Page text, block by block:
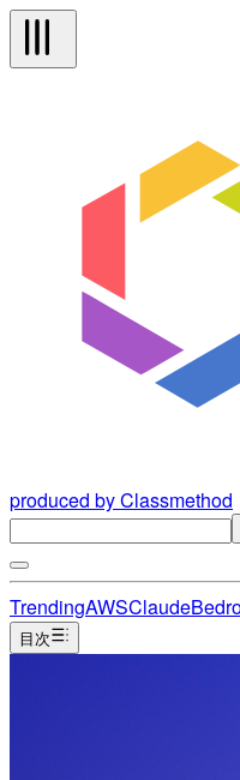
produced by Classmethod
TrendingAWSClaude
目次